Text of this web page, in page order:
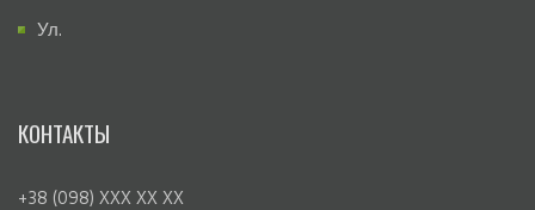
Ул.
КОНТАКТЫ
+38 (098) XXX XX XX